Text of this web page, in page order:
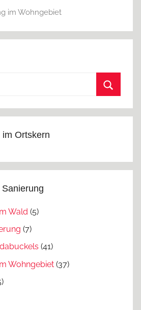
im Wohngebiet
Ortskern
Wald (5)
(7)
(41)
Wohngebiet (37)